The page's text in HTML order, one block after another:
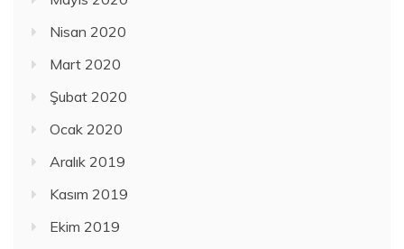
Nisan 2020
Mart 2020
Şubat 2020
Ocak 2020
Aralık 2019
Kasım 2019
Ekim 2019